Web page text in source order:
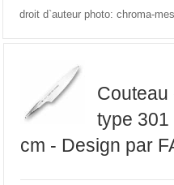
droit d`auteur photo: chroma-
Couteau
type 301
cm - Design par